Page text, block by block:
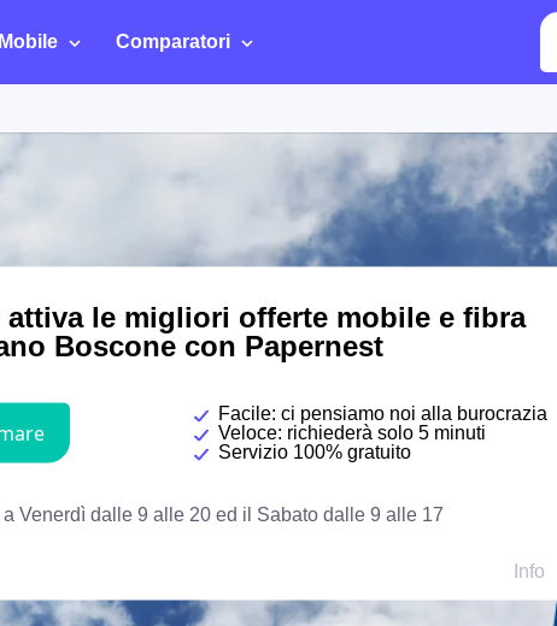
Mobile Comparatori